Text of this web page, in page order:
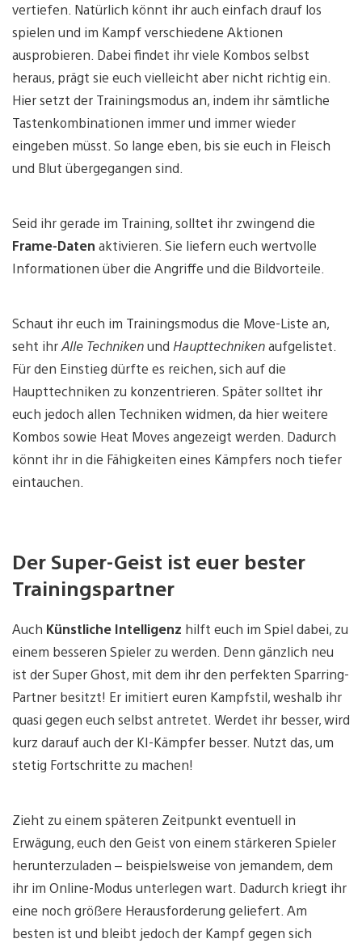
vertiefen. Natürlich könnt ihr auch einfach drauf los
spielen und im Kampf verschiedene Aktionen
ausprobieren. Dabei findet ihr viele Kombos selbst
heraus, prägt sie euch vielleicht aber nicht richtig ein.
Hier setzt der Trainingsmodus an, indem ihr sämtliche
Tastenkombinationen immer und immer wieder
eingeben müsst. So lange eben, bis sie euch in Fleisch
und Blut übergegangen sind.
Seid ihr gerade im Training, solltet ihr zwingend die
Frame-Daten aktivieren. Sie liefern euch wertvolle
Informationen über die Angriffe und die Bildvorteile.
Schaut ihr euch im Trainingsmodus die Move-Liste an,
seht ihrAlle Technikenund Haupttechnikenaufgelistet.
Für den Einstieg dürfte es reichen, sich auf die
Haupttechniken zu konzentrieren. Später solltet ihr
euch jedoch allen Techniken widmen, da hier weitere
Kombos sowie Heat Moves angezeigt werden. Dadurch
könnt ihr in die Fähigkeiten eines Kämpfers noch tiefer
eintauchen.
Der Super-Geist ist euer bester
Trainingspartner
Auch Künstliche Intelligenz hilft euch im Spiel dabei, zu
einem besseren Spieler zu werden. Denn gänzlich neu
ist der Super Ghost, mit dem ihr den perfekten Sparring-
Partner besitzt! Er imitiert euren Kampfstil, weshalb ihr
quasi gegen euch selbst antretet. Werdet ihr besser, wird
kurz darauf auch der KI-Kämpfer besser. Nutzt das, um
stetig Fortschritte zu machen!
Zieht zu einem späteren Zeitpunkt eventuell in
Erwägung, euch den Geist von einem stärkeren Spieler
herunterzuladen – beispielsweise von jemandem, dem
ihr im Online-Modus unterlegen wart. Dadurch kriegt ihr
eine noch größere Herausforderung geliefert. Am
besten ist und bleibt jedoch der Kampf gegen sich